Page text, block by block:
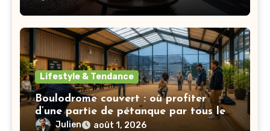
Lifestyle & Tendance
Boulodrome couvert : où profiter
d’une partie de pétanque par tous les
temps ?
Julien août 1, 2026